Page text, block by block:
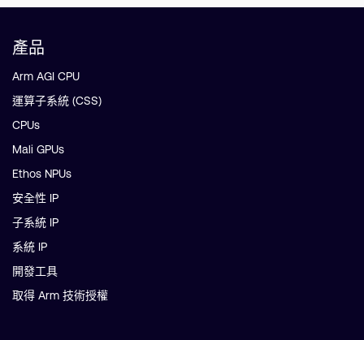
產品
Arm AGI CPU
運算子系統 (CSS)
CPUs
Mali GPUs
Ethos NPUs
安全性 IP
子系統 IP
系統 IP
開發工具
取得 Arm 技術授權